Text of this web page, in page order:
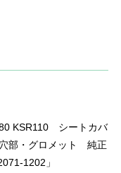
KSR110 シートカバ
部・グロメット 純正
1202」